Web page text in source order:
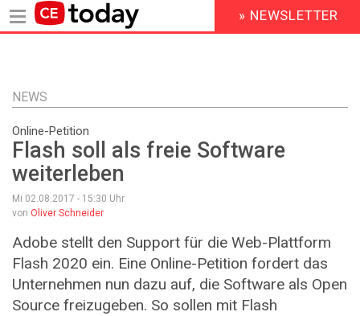
Inhalt
HEADER
MENU
» NEWSLETTER
NEWS
Online-Petition
Flash soll als freie Software
weiterleben
Mi 02.08.2017 - 15:30 Uhr
von Oliver Schneider
Adobe stellt den Support für die Web-Plattform
Flash 2020 ein. Eine Online-Petition fordert das
Unternehmen nun dazu auf, die Software als Open
Source freizugeben. So sollen mit Flash